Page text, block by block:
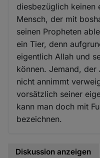
diesbezüglich keinen
Mensch, der mit
seinen Propheten
ein Tier, denn
eigentlich Allah und
können. Jemand, der
nicht annimmt
vorsätzlich seiner
kann man doch mit
bezeichnen.
Diskussion anzeigen